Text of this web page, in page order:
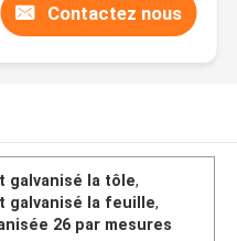
Contactez nous
galvanisé la tôle,
galvanisé la feuille,
26 par mesures